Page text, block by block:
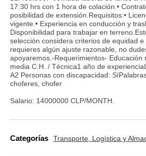
17:30 hrs con 1 hora de colación.•
posibilidad de extensión.Requisitos:•
vigente.• Experiencia en conducción y
Disponibilidad para trabajar en
selección considera criterios de equidad e
requieres algún ajuste razonable, no
apoyaremos.-Requerimientos- Educación
media C.H. / Técnica1 año de
A2 Personas con discapacidad:
choferes, chofer
Salario: 14000000 CLP/MONTH.
Categorías Transporte, Logística y